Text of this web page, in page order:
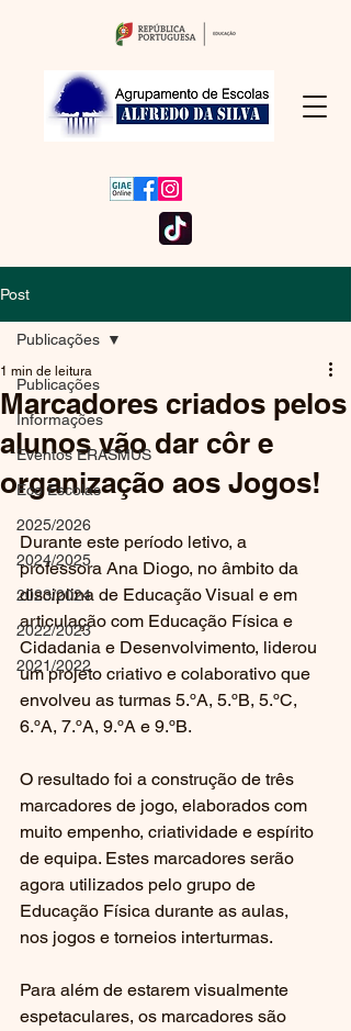
Post
Publicações
Informações
Eventos ERASMUS
Eco Escolas
2025/2026
2024/2025
2023/2024
2022/2023
2021/2022
Publicações
Marcadores criados pelos
alunos vão dar côr e
organização aos Jogos!
1 min de leitura
Durante este período letivo, a
professora Ana Diogo, no âmbito da
disciplina de Educação Visual e em
articulação com Educação Física e
Cidadania e Desenvolvimento, liderou
um projeto criativo e colaborativo que
envolveu as turmas 5.ºA, 5.ºB, 5.ºC,
6.ºA, 7.ºA, 9.ºA e 9.ºB.
O resultado foi a construção de três
marcadores de jogo, elaborados com
muito empenho, criatividade e espírito
de equipa. Estes marcadores serão
agora utilizados pelo grupo de
Educação Física durante as aulas,
nos jogos e torneios interturmas.
Para além de estarem visualmente
espetaculares, os marcadores são